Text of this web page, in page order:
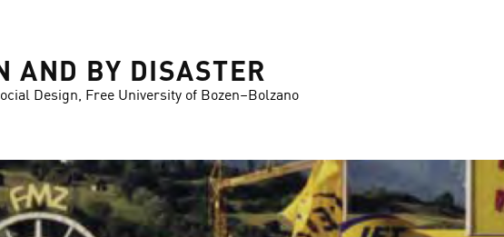
AND BY DISASTER
Design, Free University of Bozen–Bolzano